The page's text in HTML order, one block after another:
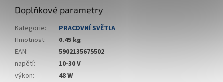
Doplňkové parametry
Kategorie:
PRACOVNÍ SVĚTLA
Hmotnost:
0.45 kg
EAN:
5902135675502
napětí:
10-30 V
výkon:
48 W